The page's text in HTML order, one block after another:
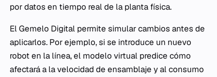
por datos en tiempo real de la planta física.
El Gemelo Digital permite simular cambios antes de
aplicarlos. Por ejemplo, si se introduce un nuevo
robot en la línea, el modelo virtual predice cómo
afectará a la velocidad de ensamblaje y al consumo